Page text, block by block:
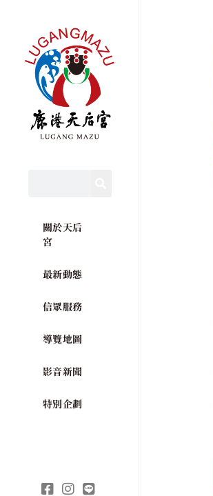
關於天后
宮
最新動態
信眾服務
導覽地圖
影音新聞
特別企劃